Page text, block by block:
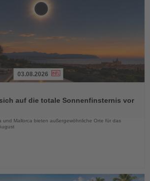
03.08.2026
auf die totale Sonnenfinsternis vor
und Mallorca bieten außergewöhnliche Orte für das